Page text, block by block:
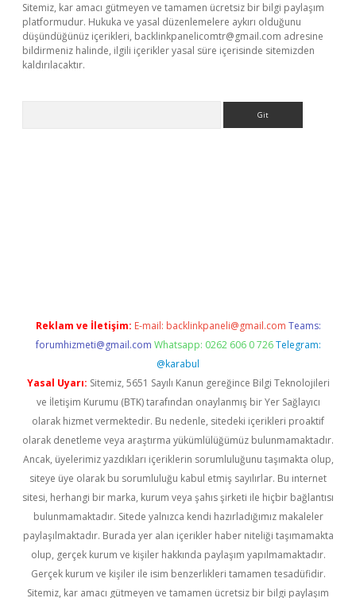
Sitemiz, kar amacı gütmeyen ve tamamen ücretsiz bir bilgi paylaşım
platformudur. Hukuka ve yasal düzenlemelere aykırı olduğunu
düşündüğünüz içerikleri, backlinkpanelicomtr@gmail.com adresine
bildirmeniz halinde, ilgili içerikler yasal süre içerisinde sitemizden
kaldırılacaktır.
Reklam ve İletişim: E-mail: backlinkpaneli@gmail.com Teams:
forumhizmeti@gmail.com Whatsapp: 0262 606 0 726 Telegram:
@karabul
Yasal Uyarı: Sitemiz, 5651 Sayılı Kanun gereğince Bilgi Teknolojileri
ve İletişim Kurumu (BTK) tarafından onaylanmış bir Yer Sağlayıcı
olarak hizmet vermektedir. Bu nedenle, sitedeki içerikleri proaktif
olarak denetleme veya araştırma yükümlülüğümüz bulunmamaktadır.
Ancak, üyelerimiz yazdıkları içeriklerin sorumluluğunu taşımakta olup,
siteye üye olarak bu sorumluluğu kabul etmiş sayılırlar. Bu internet
sitesi, herhangi bir marka, kurum veya şahıs şirketi ile hiçbir bağlantısı
bulunmamaktadır. Sitede yalnızca kendi hazırladığımız makaleler
paylaşılmaktadır. Burada yer alan içerikler haber niteliği taşımamakta
olup, gerçek kurum ve kişiler hakkında paylaşım yapılmamaktadır.
Gerçek kurum ve kişiler ile isim benzerlikleri tamamen tesadüfidir.
Sitemiz, kar amacı gütmeyen ve tamamen ücretsiz bir bilgi paylaşım